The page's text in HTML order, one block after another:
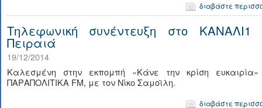
διαβάστε
Τηλεφωνική συνέντευξη στο ΚΑΝΑΛΙ1
Πειραιά
19/12/2014
Καλεσμένη στην εκπομπή «Κάνε την κρίση
ΠΑΡΑΠΟΛΙΤΙΚΑ FM, με τον Νίκο Σαμοϊλη.
διαβάστε